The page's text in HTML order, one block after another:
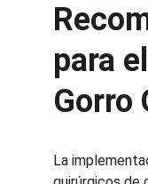
para
Gorro
La